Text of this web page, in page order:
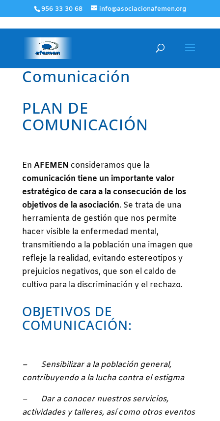
956 33 30 68 info@asociacionafemen.org
Comunicación
PLAN DE
COMUNICACIÓN
En AFEMEN consideramos que la
comunicación tiene un importante valor
estratégico de cara a la consecución de los
objetivos de la asociación. Se trata de una
herramienta de gestión que nos permite
hacer visible la enfermedad mental,
transmitiendo a la población una imagen que
refleje la realidad, evitando estereotipos y
prejuicios negativos, que son el caldo de
cultivo para la discriminación y el rechazo.
OBJETIVOS DE
COMUNICACIÓN:
– Sensibilizar a la población general,
contribuyendo a la lucha contra el estigma
– Dar a conocer nuestros servicios,
actividades y talleres, así como otros eventos